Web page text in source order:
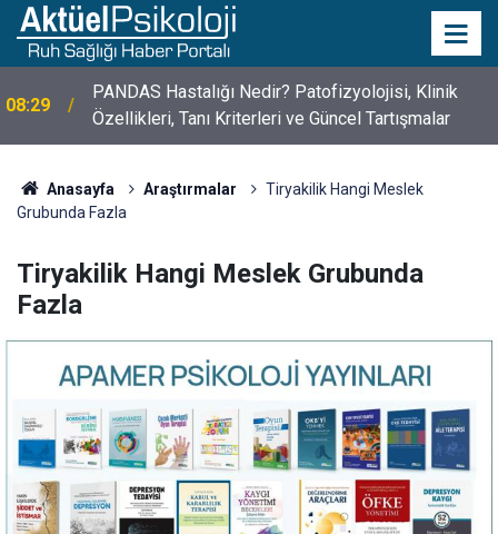
08:29
PANDAS Hastalığı Nedir? Patofizyolojisi, Klinik
Özellikleri, Tanı Kriterleri ve Güncel Tartışmalar
10:30
10 Mayıs Psikologlar Günü Nasıl Ortaya Çıktı? 10
Mayıs Tarihinin Hikayesi
Anasayfa Araştırmalar
Tiryakilik Hangi Meslek
Grubunda Fazla
Tiryakilik Hangi Meslek Grubunda
Fazla